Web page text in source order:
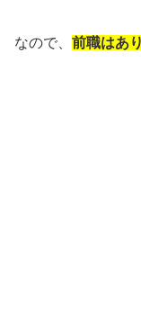
なので、 前職はあ